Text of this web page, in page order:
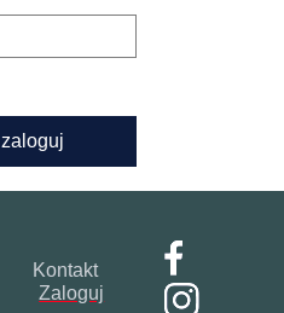
zaloguj
Kontakt
Zaloguj